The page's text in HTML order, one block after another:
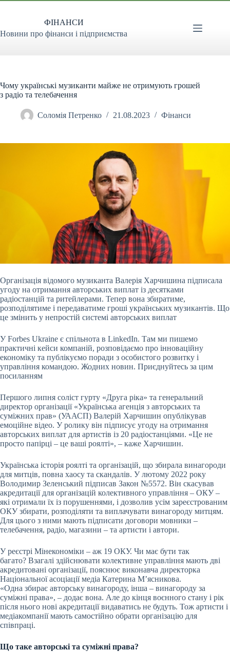
Перейти
ФІНАНСИ
Новини про фінанси і підприємства
Чому українські музиканти майже не отримують грошей
з радіо та телебачення
Соломія Петренко 21.08.2023 Фінанси
Організація відомого музиканта Валерія Харчишина підписала
угоду на отримання авторських виплат із десятками
радіостанцій та ритейлерами. Тепер вона збиратиме,
розподілятиме і передаватиме гроші українських музикантів. Що
це змінить у непростій системі авторських виплат
У Forbes Ukraine є спільнота в LinkedIn. Там ми пишемо
практичні кейси компаній, розповідаємо про інноваційну
економіку та публікуємо поради з особистого розвитку і
управління командою. Жодних новин. Приєднуйтесь за цим
посиланням
Першого липня соліст гурту «Друга ріка» та генеральний
директор організації «Українська агенція з авторських та
суміжних прав» (УААСП) Валерій Харчишин опублікував
емоційне відео. У ролику він підписує угоду на отримання
авторських виплат для артистів із 20 радіостанціями. «Це не
просто папірці – це ваші роялті», – каже Харчишин.
Українська історія роялті та організацій, що збирала винагороди
для митців, повна хаосу та скандалів. У лютому 2022 року
Володимир Зеленський підписав Закон №5572. Він скасував
акредитації для організацій колективного управління – ОКУ –
які отримали їх із порушеннями, і дозволив усім зареєстрованим
ОКУ збирати, розподіляти та виплачувати винагороду митцям.
Для цього з ними мають підписати договори мовники –
телебачення, радіо, магазини – та артисти і автори.
У реєстрі Мінекономіки – аж 19 ОКУ. Чи має бути так
багато? Взагалі здійснювати колективне управління мають дві
акредитовані організації, пояснює виконавча директорка
Національної асоціації медіа Катерина М’ясникова.
«Одна збирає авторську винагороду, інша – винагороду за
суміжні права», – додає вона. Але до кінця воєнного стану і рік
після нього нові акредитації видаватись не будуть. Тож артисти і
медіакомпанії мають самостійно обрати організацію для
співпраці.
Що таке авторські та суміжні права?